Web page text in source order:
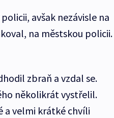
avšak nezávisle na
na městskou policii.
zbraň a vzdal se.
několikrát vystřelil.
a velmi krátké chvíli